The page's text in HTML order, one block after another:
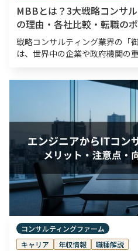
MBBとは？3大戦略コンサ
の理由・各社比較・転職の
戦略コンサルティング業界の「
は、世界中の企業や政府機関の
す。転職市場においてもMBBは
コンサルティングファーム
キャリア
年収情報 職種解説